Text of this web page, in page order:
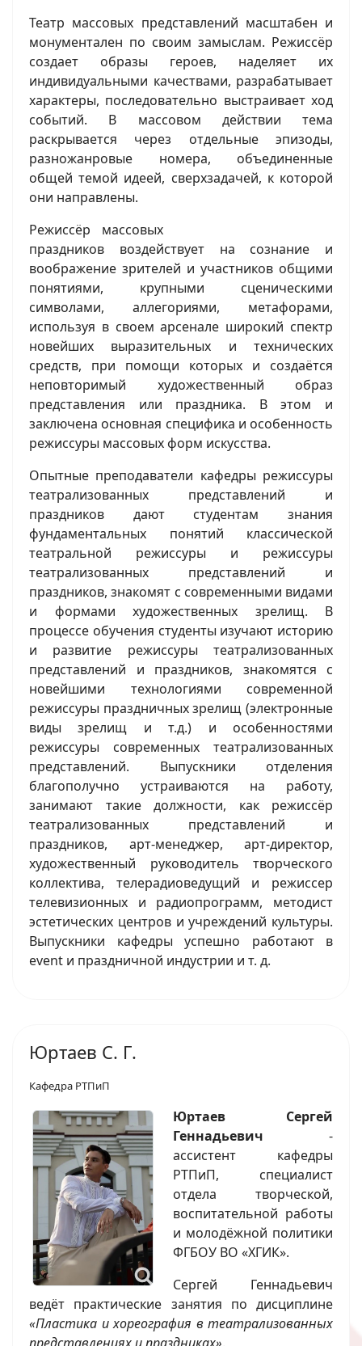
Театр массовых представлений масштабен и
монументален по своим замыслам. Режиссёр
создает образы героев, наделяет их
индивидуальными качествами, разрабатывает
характеры, последовательно выстраивает ход
событий. В массовом действии тема
раскрывается через отдельные эпизоды,
разножанровые номера, объединенные
общей темой идеей, сверхзадачей, к которой
они направлены.
Режиссёр массовых
праздников воздействует на сознание и
воображение зрителей и участников общими
понятиями, крупными сценическими
символами, аллегориями, метафорами,
используя в своем арсенале широкий спектр
новейших выразительных и технических
средств, при помощи которых и создаётся
неповторимый художественный образ
представления или праздника. В этом и
заключена основная специфика и особенность
режиссуры массовых форм искусства.
Опытные преподаватели кафедры режиссуры
театрализованных представлений и
праздников дают студентам знания
фундаментальных понятий классической
театральной режиссуры и режиссуры
театрализованных представлений и
праздников, знакомят с современными видами
и формами художественных зрелищ. В
процессе обучения студенты изучают историю
и развитие режиссуры театрализованных
представлений и праздников, знакомятся с
новейшими технологиями современной
режиссуры праздничных зрелищ (электронные
виды зрелищ и т.д.) и особенностями
режиссуры современных театрализованных
представлений. Выпускники отделения
благополучно устраиваются на работу,
занимают такие должности, как режиссёр
театрализованных представлений и
праздников, арт-менеджер, арт-директор,
художественный руководитель творческого
коллектива, телерадиоведущий и режиссер
телевизионных и радиопрограмм, методист
эстетических центров и учреждений культуры.
Выпускники кафедры успешно работают в
event и праздничной индустрии и т. д.
Юртаев С. Г.
Кафедра РТПиП
Юртаев Сергей
Геннадьевич -
ассистент кафедры
РТПиП, специалист
отдела творческой,
воспитательной работы
и молодёжной политики
ФГБОУ ВО «ХГИК».
Сергей Геннадьевич
ведёт практические занятия по дисциплине
«Пластика и хореография в театрализованных